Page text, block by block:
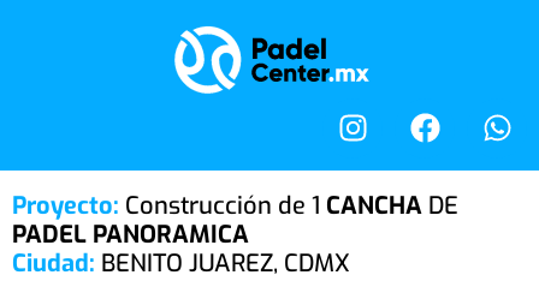
Proyecto: Construcción de 1 CANCHA DE
PADEL PANORAMICA
Ciudad: BENITO JUAREZ, CDMX